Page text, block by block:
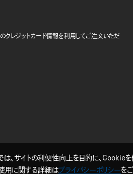
レジットカード情報を利用してご注文いただ
は、サイトの利便性向上を目的に、Cookieを
用に関する詳細はプライバシーポリシーを